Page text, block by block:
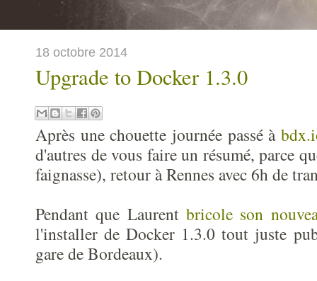
18 octobre 2014
Upgrade to Docker 1.3.0
Après une chouette journée passé à
d'autres de vous faire un résumé, parce
faignasse), retour à Rennes avec 6h de
Pendant que Laurentbricole son
l'installer de Docker 1.3.0 tout juste
gare de Bordeaux).